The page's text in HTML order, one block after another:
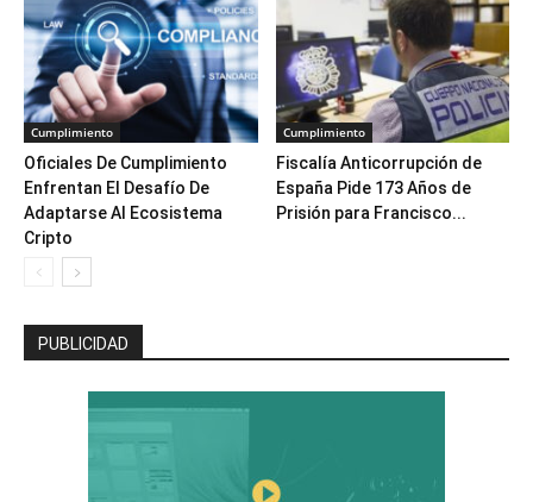
Cumplimiento
Oficiales De Cumplimiento
Enfrentan El Desafío De
Adaptarse Al Ecosistema
Cripto
Cumplimiento
Fiscalía Anticorrupción de
España Pide 173 Años de
Prisión para Francisco...
PUBLICIDAD